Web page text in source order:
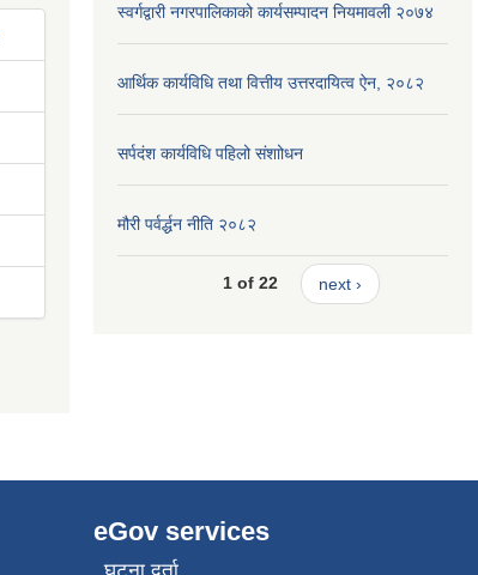
स्वर्गद्वारी नगरपालिकाको कार्यसम्पादन नियमावली २०७४
आर्थिक कार्यविधि तथा वित्तीय उत्तरदायित्व ऐन, २०८२
सर्पदंश कार्यविधि पहिलो संशाोधन
मौरी पर्वर्द्धन नीति २०८२
1 of 22 next ›
eGov services